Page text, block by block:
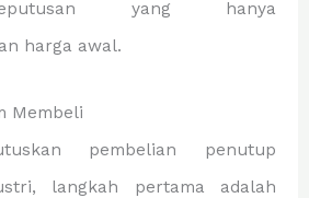
yang hanya
harga awal.
Membeli
pembelian penutup
langkah pertama adalah